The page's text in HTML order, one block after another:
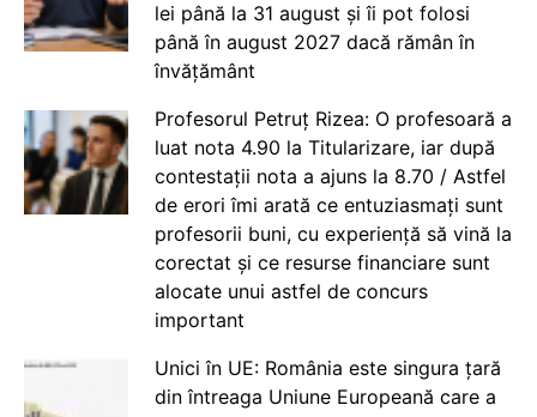
lei până la 31 august și îi pot folosi
până în august 2027 dacă rămân în
învățământ
Profesorul Petruț Rizea: O profesoară a
luat nota 4.90 la Titularizare, iar după
contestații nota a ajuns la 8.70 / Astfel
de erori îmi arată ce entuziasmați sunt
profesorii buni, cu experiență să vină la
corectat și ce resurse financiare sunt
alocate unui astfel de concurs
important
Unici în UE: România este singura țară
din întreaga Uniune Europeană care a